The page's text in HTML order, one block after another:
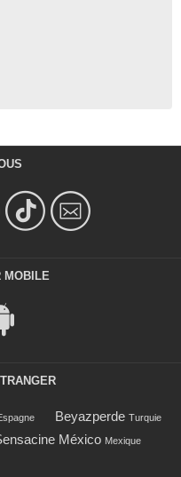
MOBILE
Beyazperde Turquie
México Mexique